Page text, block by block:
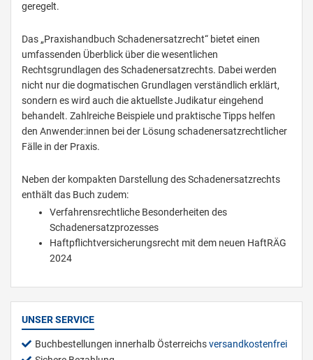
geregelt.
Das „Praxishandbuch Schadenersatzrecht“ bietet einen
umfassenden Überblick über die wesentlichen
Rechtsgrundlagen des Schadenersatzrechts. Dabei werden
nicht nur die dogmatischen Grundlagen verständlich erklärt,
sondern es wird auch die aktuellste Judikatur eingehend
behandelt. Zahlreiche Beispiele und praktische Tipps helfen
den Anwender:innen bei der Lösung schadenersatzrechtlicher
Fälle in der Praxis.
Neben der kompakten Darstellung des Schadenersatzrechts
enthält das Buch zudem:
Verfahrensrechtliche Besonderheiten des
Schadenersatzprozesses
Haftpflichtversicherungsrecht mit dem neuen HaftRÄG
2024
UNSER SERVICE
Buchbestellungen innerhalb Österreichsversandkostenfrei